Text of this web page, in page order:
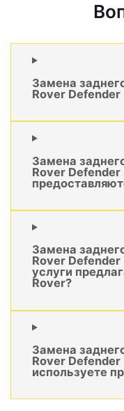
Замена
Rover
Замена
Rover Defender
Замена
Rover
услуги
Rover?
Замена
Rover
используете